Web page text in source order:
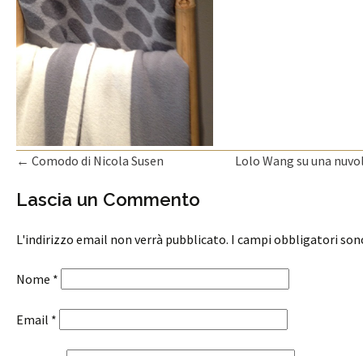
Navigazione articolo
← Comodo di Nicola Susen Lolo Wang su una
Lascia un Commento
L'indirizzo email non verrà pubblicato. I campi obbligatori
Nome *
Email *